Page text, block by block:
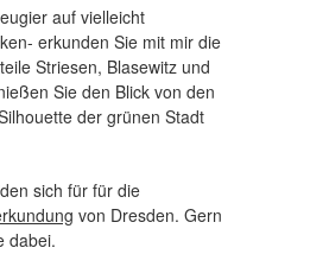
auf vielleicht
erkunden Sie mit mir die
Striesen, Blasewitz und
Sie den Blick von den
der grünen Stadt
sich für für die
von Dresden. Gern
dabei.